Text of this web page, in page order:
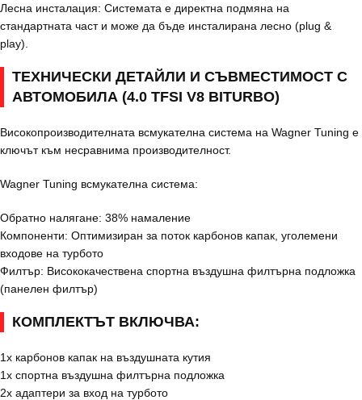
Лесна инсталация: Системата е директна подмяна на
стандартната част и може да бъде инсталирана лесно (plug &
play).
ТЕХНИЧЕСКИ ДЕТАЙЛИ И СЪВМЕСТИМОСТ С
АВТОМОБИЛА (4.0 TFSI V8 BITURBO)
Високопроизводителната всмукателна система на Wagner Tuning е
ключът към несравнима производителност.
Wagner Tuning всмукателна система:
Обратно налягане: 38% намаление
Компоненти: Оптимизиран за поток карбонов капак, уголемени
входове на турбото
Филтър: Висококачествена спортна въздушна филтърна подложка
(панелен филтър)
КОМПЛЕКТЪТ ВКЛЮЧВА:
1x карбонов капак на въздушната кутия
1x спортна въздушна филтърна подложка
2x адаптери за вход на турбото